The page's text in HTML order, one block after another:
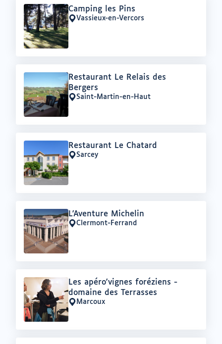
Offre
:
Camping les Pins
Lieu
:
Vassieux-en-Vercors
Offre
Restaurant Le Relais des
Bergers
Lieu
:
Saint-Martin-en-Haut
Offre
:
Restaurant Le Chatard
Lieu
:
Sarcey
Offre
:
L'Aventure Michelin
Lieu
:
Clermont-Ferrand
Offre
:
Les apéro'vignes foréziens -
domaine des Terrasses
Lieu
:
Marcoux